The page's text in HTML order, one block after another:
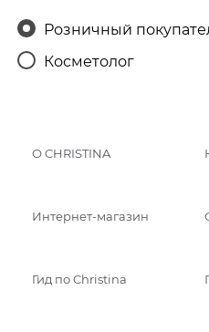
Розничный
Косметолог
О CHRISTINA
Интернет-магазин
Гид по Christina